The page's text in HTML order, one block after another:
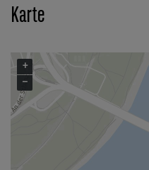
Karte
+
−